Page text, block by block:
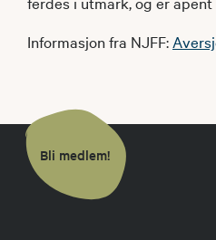
Informasjon fra NJFF: ​
Bli medlem!